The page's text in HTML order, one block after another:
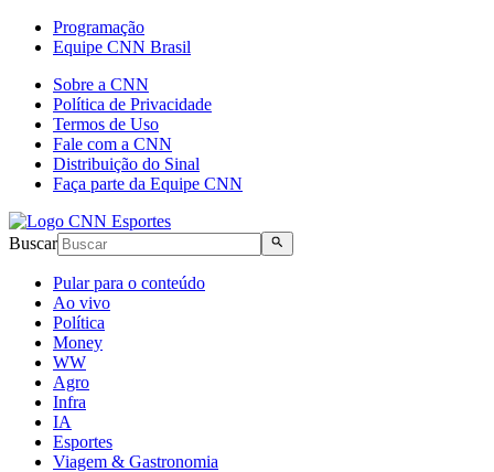
Programação
Equipe CNN Brasil
Sobre a CNN
Política de Privacidade
Termos de Uso
Fale com a CNN
Distribuição do Sinal
Faça parte da Equipe CNN
Buscar
Pular para o conteúdo
Ao vivo
Política
Money
WW
Agro
Infra
IA
Esportes
Viagem & Gastronomia